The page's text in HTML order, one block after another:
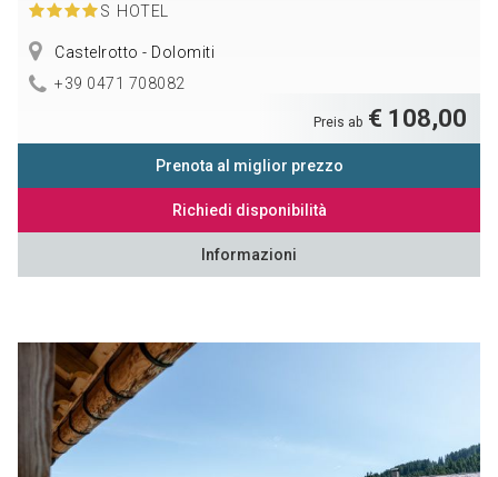
S HOTEL
Castelrotto - Dolomiti
+39 0471 708082
Preis ab € 108,00
Prenota al miglior prezzo
Richiedi disponibilità
Informazioni